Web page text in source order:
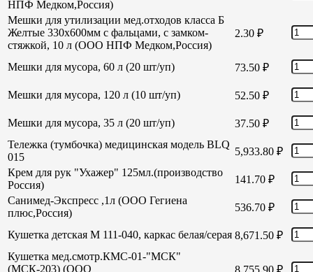
НПФ Медком,Россия)
Мешки для утилизации мед.отходов класса Б
Желтые 330х600мм с фальцами, с замком-
стяжкой, 10 л (ООО НПФ Медком,Россия)
2.30 ₽
Мешки для мусора, 60 л (20 шт/уп) 73.50 ₽
Мешки для мусора, 120 л (10 шт/уп) 52.50 ₽
Мешки для мусора, 35 л (20 шт/уп) 37.50 ₽
Тележка (тумбочка) медицинская модель BLQ
015
5,933.80 ₽
Крем для рук "Ухажер" 125мл.(производство
Россия)
141.70 ₽
Санимед-Экспресс ,1л (ООО Гегиена
плюс,Россия)
536.70 ₽
Кушетка детская М 111-040, каркас белая/серая 8,671.50 ₽
Кушетка мед.смотр.КМС-01-"МСК"
(МСК-203) (ООО
8,755.90 ₽